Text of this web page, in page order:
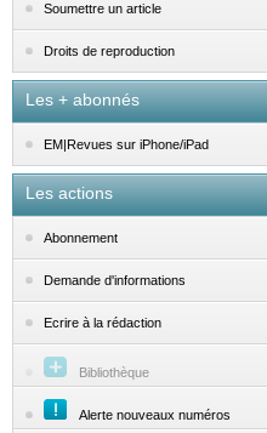
Soumettre un article
Droits de reproduction
Les + abonnés
EM|Revues sur iPhone/iPad
Les actions
Abonnement
Demande d'informations
Ecrire à la rédaction
Bibliothèque
Alerte nouveaux numéros